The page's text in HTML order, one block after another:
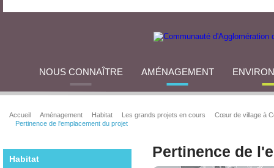
NOUS CONNAÎTRE AMÉNAGEMENT
Accueil Aménagement Habitat Les grands projets en cours
Cœur de village à
Pertinence de l'emplacement du projet
Habitat Pertinence de